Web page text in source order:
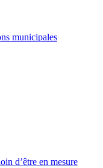
municipales
d’être en mesure